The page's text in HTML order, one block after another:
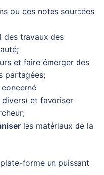
ou des notes sourcées
des travaux des
et faire émerger des
partagées;
divers) et favoriser
les matériaux de la
forme un puissant